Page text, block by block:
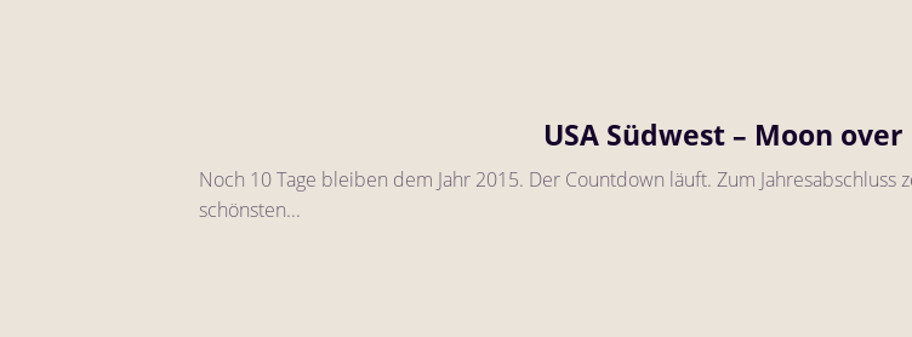
USA Südwest – Moon
Noch 10 Tage bleiben dem Jahr 2015. Der Countdown läuft. Zum
schönsten...